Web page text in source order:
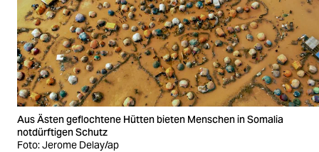
verlag
verlag
veranstaltungen
shop
fragen & hilfe
Aus Ästen geflochtene Hütten bieten Menschen in Somalia
notdürftigen Schutz
Foto: Jerome Delay/ap